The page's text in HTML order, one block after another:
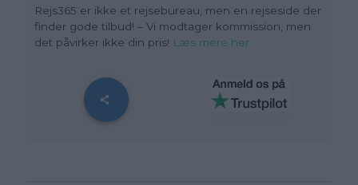
Rejs365 er ikke et rejsebureau, men en rejseside der
finder gode tilbud! – Vi modtager kommission, men
det påvirker ikke din pris! Læs mere her